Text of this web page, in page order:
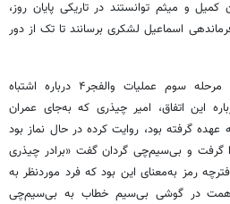
و میثم توانستند در تاریکی پایان روز،
اسماعیل لشکری برسانند تا تک از دور
یکی از اتفاقات طنزآمیز روز اول مرحله سوم عملیات والفجر۴ درباره اشتباه
این اتفاق، امیر چیذری که به‌جای عمران
گرفته بود، روایت کرده در حال نماز بود
و بی‌سیم‌چی گردان گفت «برادر چیذری
رمز به‌معنای این بود که فرد موردنظر به
در گوشی بی‌سیم خطاب به بی‌سیم‌چی